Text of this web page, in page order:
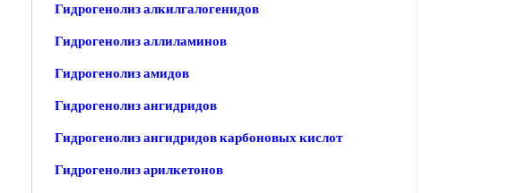
Гидрогенолиз алкилгалогенидов
Гидрогенолиз аллиламинов
Гидрогенолиз амидов
Гидрогенолиз ангидридов
Гидрогенолиз ангидридов карбоновых кислот
Гидрогенолиз арилкетонов